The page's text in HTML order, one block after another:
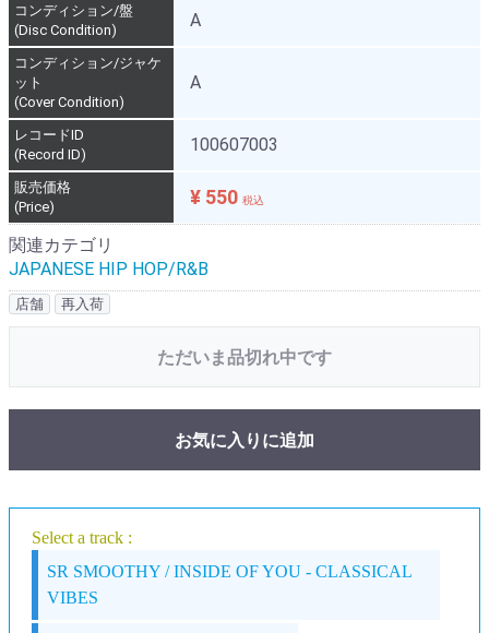
コンディション/盤
(Disc Condition)
A
コンディション/ジャケ
ット
(Cover Condition)
A
レコードID
(Record ID)
100607003
販売価格
(Price)
¥ 550 税込
関連カテゴリ
JAPANESE HIP HOP/R&B
店舗 再入荷
ただいま品切れ中です
お気に入りに追加
Select a track :
SR SMOOTHY / INSIDE OF YOU - CLASSICAL
VIBES